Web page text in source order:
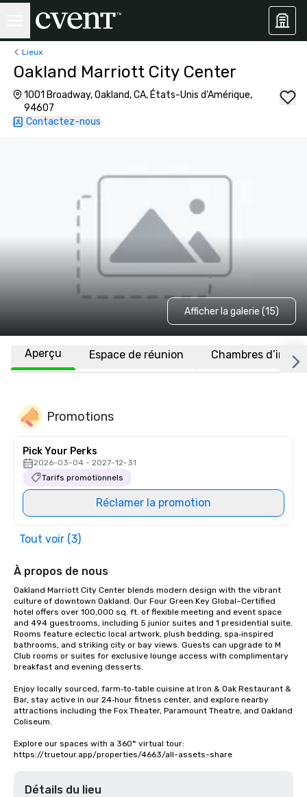
Lieux
Oakland Marriott City Center
1001 Broadway, Oakland, CA, États-Unis d'Amérique,
94607
Contactez-nous
Afficher la galerie (15)
Aperçu Espace de réunion Chambres
Promotions
Pick Your Perks
2026-03-04 - 2027-12-31
Tarifs promotionnels
Réclamer la promotion
Tout voir (3)
À propos de nous
Oakland Marriott City Center blends modern design with the vibrant
culture of downtown Oakland. Our Four Green Key Global–Certified
hotel offers over 100,000 sq. ft. of flexible meeting and event space
and 494 guestrooms, including 5 junior suites and 1 presidential suite.
Rooms feature eclectic local artwork, plush bedding, spa‑inspired
bathrooms, and striking city or bay views. Guests can upgrade to M
Club rooms or suites for exclusive lounge access with complimentary
breakfast and evening desserts.
Enjoy locally sourced, farm‑to‑table cuisine at Iron & Oak Restaurant &
Bar, stay active in our 24‑hour fitness center, and explore nearby
attractions including the Fox Theater, Paramount Theatre, and Oakland
Coliseum.
Explore our spaces with a 360° virtual tour:
https://truetour.app/properties/4663/all-assets-share
Détails du lieu